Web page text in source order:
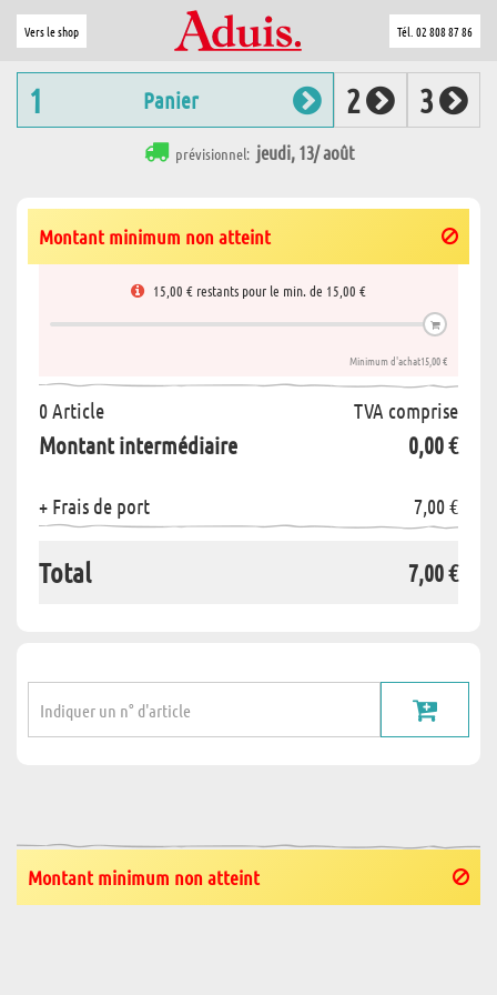
1 Panier 2 3
prévisionnel: jeudi, 13/ août
Montant minimum non atteint
15,00 € restants pour le min. de 15,00 €
Minimum d'achat15,00 €
0 Article TVA comprise
Montant intermédiaire 0,00 €
+ Frais de port 7,00 €
Total 7,00 €
Montant minimum non atteint
Vers le shop Tél. 02 808 87 86